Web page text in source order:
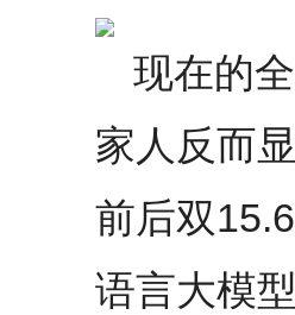
现在的
家人反而
前后双
语言大模